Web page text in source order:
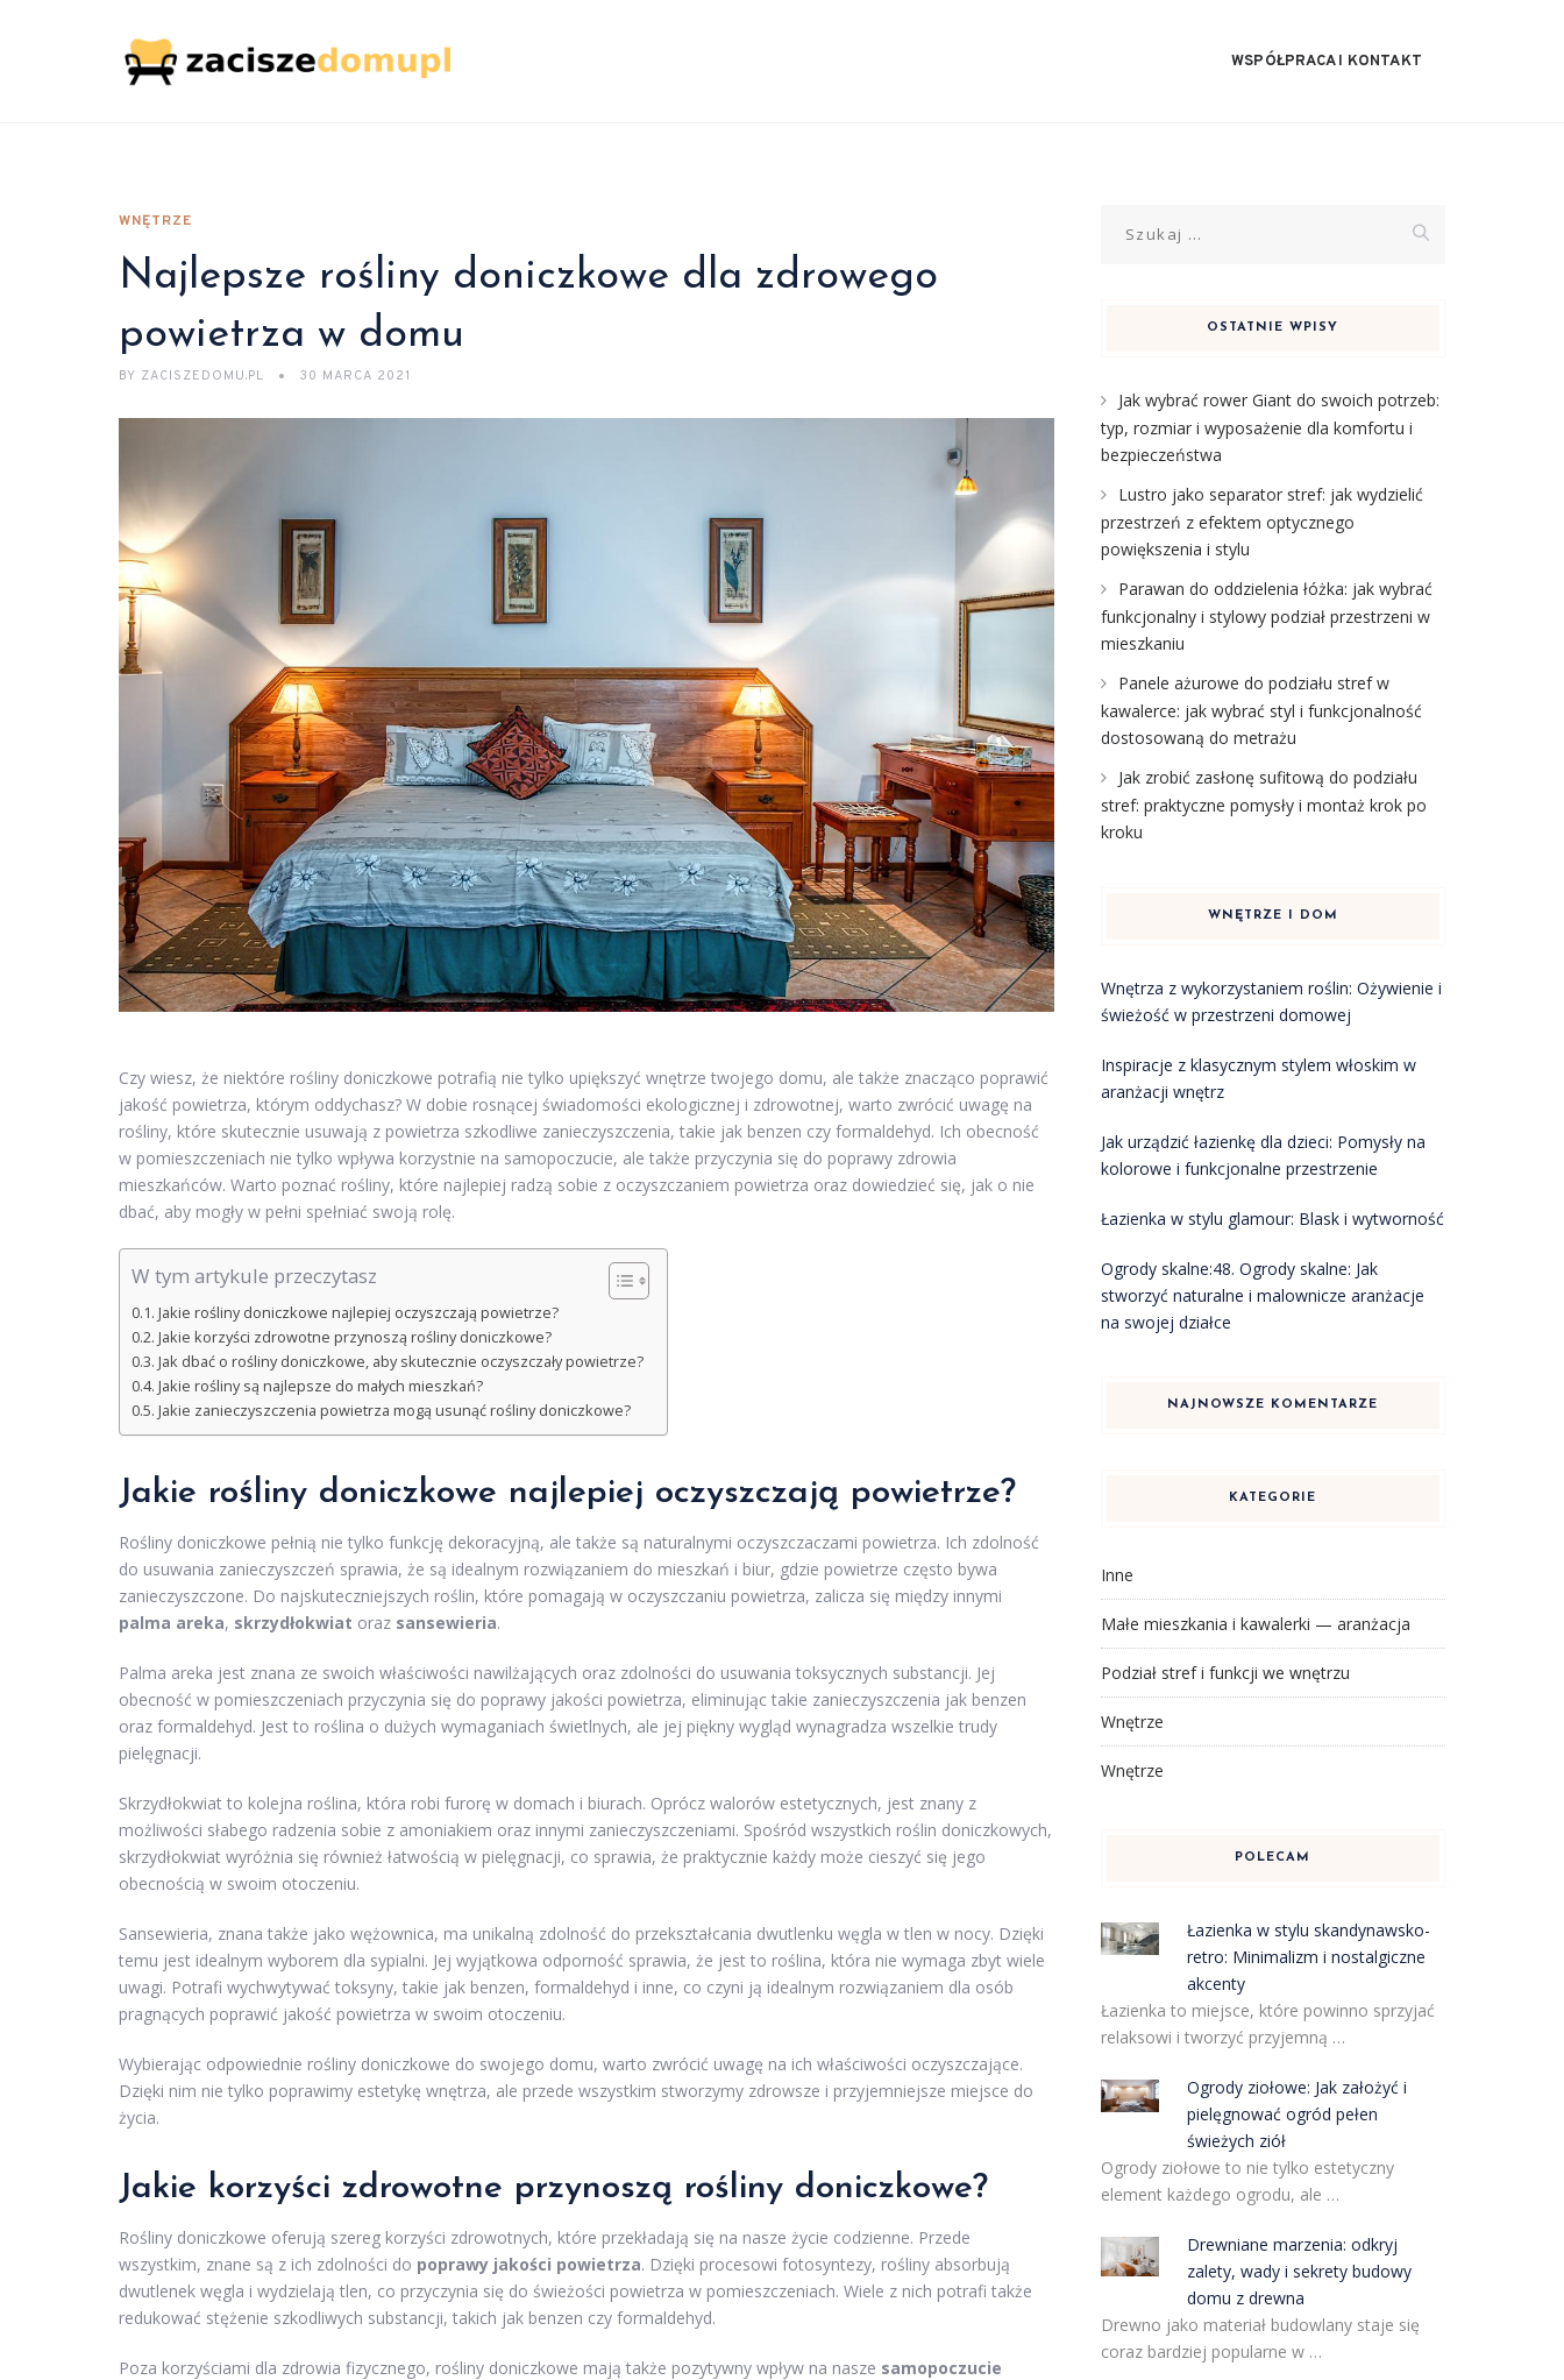
WSPÓŁPRACA I KONTAKT
WNĘTRZE
Najlepsze rośliny doniczkowe dla zdrowego
powietrza w domu
BY ZACISZEDOMU.PL 30 MARCA 2021
Czy wiesz, że niektóre rośliny doniczkowe potrafią nie tylko upiększyć wnętrze twojego domu, ale także znacząco poprawić
jakość powietrza, którym oddychasz? W dobie rosnącej świadomości ekologicznej i zdrowotnej, warto zwrócić uwagę na
rośliny, które skutecznie usuwają z powietrza szkodliwe zanieczyszczenia, takie jak benzen czy formaldehyd. Ich obecność
w pomieszczeniach nie tylko wpływa korzystnie na samopoczucie, ale także przyczynia się do poprawy zdrowia
mieszkańców. Warto poznać rośliny, które najlepiej radzą sobie z oczyszczaniem powietrza oraz dowiedzieć się, jak o nie
dbać, aby mogły w pełni spełniać swoją rolę.
W tym artykule przeczytasz
Jakie rośliny doniczkowe najlepiej oczyszczają powietrze?
Jakie korzyści zdrowotne przynoszą rośliny doniczkowe?
Jak dbać o rośliny doniczkowe, aby skutecznie oczyszczały powietrze?
Jakie rośliny są najlepsze do małych mieszkań?
Jakie zanieczyszczenia powietrza mogą usunąć rośliny doniczkowe?
Jakie rośliny doniczkowe najlepiej oczyszczają powietrze?
Rośliny doniczkowe pełnią nie tylko funkcję dekoracyjną, ale także są naturalnymi oczyszczaczami powietrza. Ich zdolność
do usuwania zanieczyszczeń sprawia, że są idealnym rozwiązaniem do mieszkań i biur, gdzie powietrze często bywa
zanieczyszczone. Do najskuteczniejszych roślin, które pomagają w oczyszczaniu powietrza, zalicza się między innymi
palma areka, skrzydłokwiat oraz sansewieria.
Palma areka jest znana ze swoich właściwości nawilżających oraz zdolności do usuwania toksycznych substancji. Jej
obecność w pomieszczeniach przyczynia się do poprawy jakości powietrza, eliminując takie zanieczyszczenia jak benzen
oraz formaldehyd. Jest to roślina o dużych wymaganiach świetlnych, ale jej piękny wygląd wynagradza wszelkie trudy
pielęgnacji.
Skrzydłokwiat to kolejna roślina, która robi furorę w domach i biurach. Oprócz walorów estetycznych, jest znany z
możliwości słabego radzenia sobie z amoniakiem oraz innymi zanieczyszczeniami. Spośród wszystkich roślin doniczkowych,
skrzydłokwiat wyróżnia się również łatwością w pielęgnacji, co sprawia, że praktycznie każdy może cieszyć się jego
obecnością w swoim otoczeniu.
Sansewieria, znana także jako wężownica, ma unikalną zdolność do przekształcania dwutlenku węgla w tlen w nocy. Dzięki
temu jest idealnym wyborem dla sypialni. Jej wyjątkowa odporność sprawia, że jest to roślina, która nie wymaga zbyt wiele
uwagi. Potrafi wychwytywać toksyny, takie jak benzen, formaldehyd i inne, co czyni ją idealnym rozwiązaniem dla osób
pragnących poprawić jakość powietrza w swoim otoczeniu.
Wybierając odpowiednie rośliny doniczkowe do swojego domu, warto zwrócić uwagę na ich właściwości oczyszczające.
Dzięki nim nie tylko poprawimy estetykę wnętrza, ale przede wszystkim stworzymy zdrowsze i przyjemniejsze miejsce do
życia.
Jakie korzyści zdrowotne przynoszą rośliny doniczkowe?
Rośliny doniczkowe oferują szereg korzyści zdrowotnych, które przekładają się na nasze życie codzienne. Przede
wszystkim, znane są z ich zdolności do poprawy jakości powietrza. Dzięki procesowi fotosyntezy, rośliny absorbują
dwutlenek węgla i wydzielają tlen, co przyczynia się do świeżości powietrza w pomieszczeniach. Wiele z nich potrafi także
redukować stężenie szkodliwych substancji, takich jak benzen czy formaldehyd.
Poza korzyściami dla zdrowia fizycznego, rośliny doniczkowe mają także pozytywny wpływ na nasze samopoczucie
OSTATNIE WPISY
Jak wybrać rower Giant do swoich potrzeb:
typ, rozmiar i wyposażenie dla komfortu i
bezpieczeństwa
Lustro jako separator stref: jak wydzielić
przestrzeń z efektem optycznego
powiększenia i stylu
Parawan do oddzielenia łóżka: jak wybrać
funkcjonalny i stylowy podział przestrzeni w
mieszkaniu
Panele ażurowe do podziału stref w
kawalerce: jak wybrać styl i funkcjonalność
dostosowaną do metrażu
Jak zrobić zasłonę sufitową do podziału
stref: praktyczne pomysły i montaż krok po
kroku
WNĘTRZE I DOM
Wnętrza z wykorzystaniem roślin: Ożywienie i
świeżość w przestrzeni domowej
Inspiracje z klasycznym stylem włoskim w
aranżacji wnętrz
Jak urządzić łazienkę dla dzieci: Pomysły na
kolorowe i funkcjonalne przestrzenie
Łazienka w stylu glamour: Blask i wytworność
Ogrody skalne:48. Ogrody skalne: Jak
stworzyć naturalne i malownicze aranżacje
na swojej działce
NAJNOWSZE KOMENTARZE
KATEGORIE
Inne
Małe mieszkania i kawalerki — aranżacja
Podział stref i funkcji we wnętrzu
Wnętrze
Wnętrze
POLECAM
Łazienka w stylu skandynawsko-
retro: Minimalizm i nostalgiczne
akcenty
Łazienka to miejsce, które powinno sprzyjać
relaksowi i tworzyć przyjemną …
Ogrody ziołowe: Jak założyć i
pielęgnować ogród pełen
świeżych ziół
Ogrody ziołowe to nie tylko estetyczny
element każdego ogrodu, ale …
Drewniane marzenia: odkryj
zalety, wady i sekrety budowy
domu z drewna
Drewno jako materiał budowlany staje się
coraz bardziej popularne w …